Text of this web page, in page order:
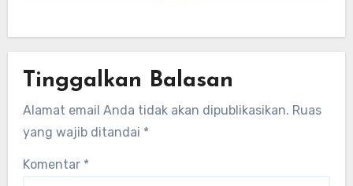
Tinggalkan Balasan
Alamat email Anda tidak akan dipublikasikan. Ruas
yang wajib ditandai *
Komentar *